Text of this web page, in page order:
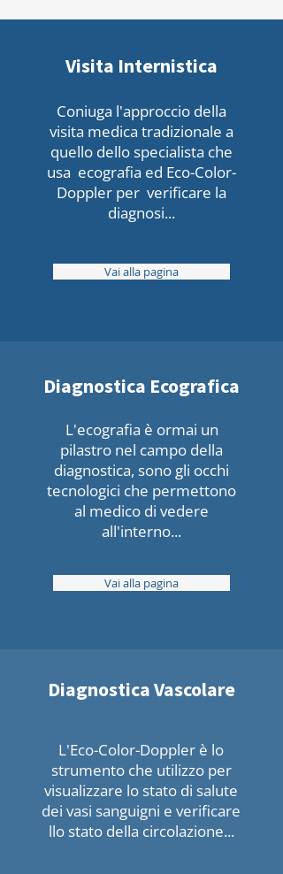
Visita Internistica
Coniuga l'approccio della
visita medica tradizionale a
quello dello specialista che
usa ecografia ed Eco-Color-
Doppler per verificare la
diagnosi...
Vai alla pagina
Diagnostica Ecografica
L'ecografia è ormai un
pilastro nel campo della
diagnostica, sono gli occhi
tecnologici che permettono
al medico di vedere
all'interno...
Vai alla pagina
Diagnostica Vascolare
L'Eco-Color-Doppler è lo
strumento che utilizzo per
visualizzare lo stato di salute
dei vasi sanguigni e verificare
llo stato della circolazione...